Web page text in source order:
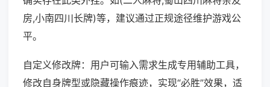
房,小南四川长牌)等，建议通过正规途径维护游戏公
平。
自定义修改牌：用户可输入需求生成专用辅助工具，
修改自身牌型或隐藏操作痕迹，实现“必胜”效果，适